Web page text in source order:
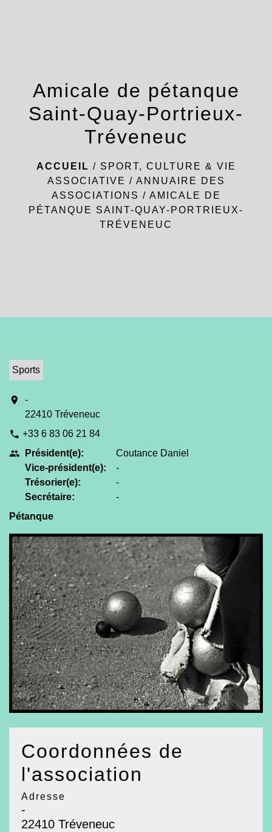
Amicale de pétanque
Saint-Quay-Portrieux-
Tréveneuc
ACCUEIL / SPORT, CULTURE & VIE
ASSOCIATIVE / ANNUAIRE DES
ASSOCIATIONS / AMICALE DE
PÉTANQUE SAINT-QUAY-PORTRIEUX-
TRÉVENEUC
Sports
location_on
-
22410 Tréveneuc
phone +33 6 83 06 21 84
people
Président(e):
Vice-président(e):
Trésorier(e):
Secrétaire:
Coutance Daniel
-
-
-
Pétanque
Coordonnées de
l'association
Adresse
-
22410 Tréveneuc